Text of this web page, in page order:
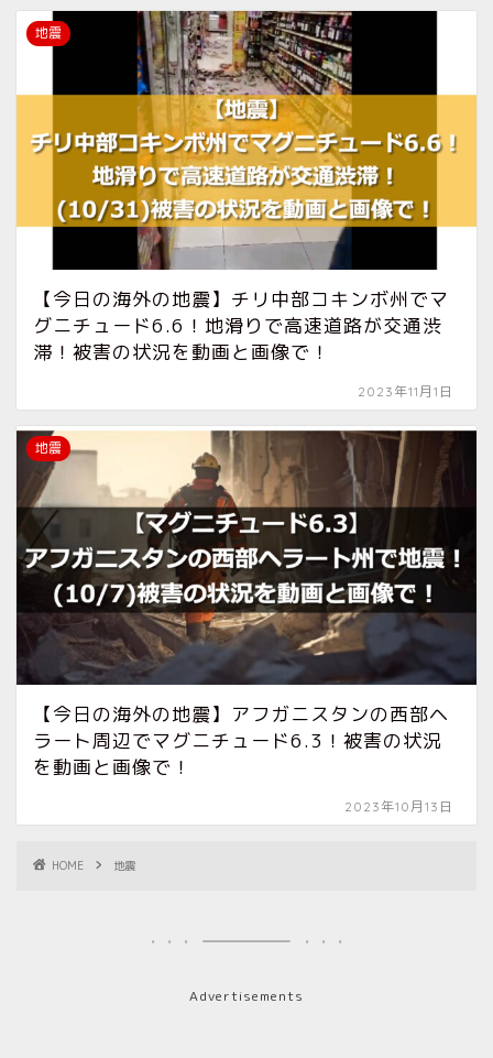
地震
【今日の海外の地震】チリ中部コキンボ州でマ
グニチュード6.6！地滑りで高速道路が交通渋
滞！被害の状況を動画と画像で！
2023年11月1日
地震
【今日の海外の地震】アフガニスタンの西部ヘ
ラート周辺でマグニチュード6.3！被害の状況
を動画と画像で！
2023年10月13日
HOME 地震
Advertisements